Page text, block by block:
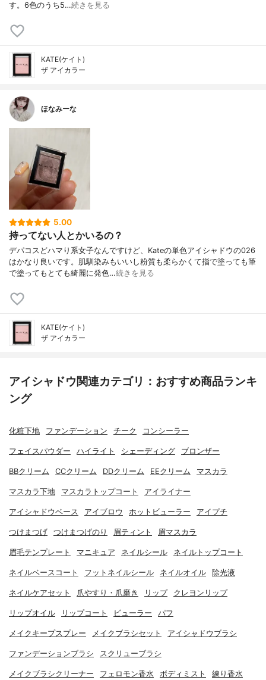
す。6色のうち5…続きを見る
KATE(ケイト)
ザ アイカラー
ほなみーな
5.00
持ってない人とかいるの？
デパコスどハマり系女子なんですけど、Kateの単色アイシャドウの026
はかなり良いです。肌馴染みもいいし粉質も柔らかくて指で塗っても筆
で塗ってもとても綺麗に発色…続きを見る
KATE(ケイト)
ザ アイカラー
アイシャドウ関連カテゴリ：おすすめ商品ランキ
ング
化粧下地 ファンデーション チーク コンシーラー
フェイスパウダー ハイライト シェーディング ブロンザー
BBクリーム CCクリーム DDクリーム EEクリーム マスカラ
マスカラ下地 マスカラトップコート アイライナー
アイシャドウベース アイブロウ ホットビューラー アイプチ
つけまつげ つけまつげのり 眉ティント 眉マスカラ
眉毛テンプレート マニキュア ネイルシール ネイルトップコート
ネイルベースコート フットネイルシール ネイルオイル 除光液
ネイルケアセット 爪やすり・爪磨き リップ クレヨンリップ
リップオイル リップコート ビューラー パフ
メイクキープスプレー メイクブラシセット アイシャドウブラシ
ファンデーションブラシ スクリューブラシ
メイクブラシクリーナー フェロモン香水 ボディミスト 練り香水